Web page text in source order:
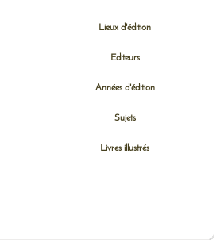
Lieux d'édition
Editeurs
Années d'édition
Sujets
Livres illustrés